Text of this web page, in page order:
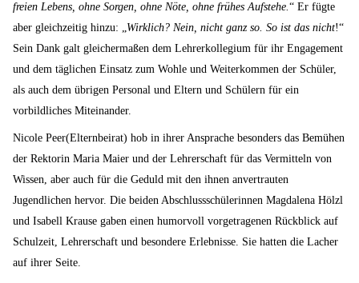
freien Lebens, ohne Sorgen, ohne Nöte, ohne frühes Aufstehe.“ Er fügte
aber gleichzeitig hinzu: „Wirklich? Nein, nicht ganz so. So ist das nicht!“
Sein Dank galt gleichermaßen dem Lehrerkollegium für ihr Engagement
und dem täglichen Einsatz zum Wohle und Weiterkommen der Schüler,
als auch dem übrigen Personal und Eltern und Schülern für ein
vorbildliches Miteinander.
Nicole Peer(Elternbeirat) hob in ihrer Ansprache besonders das Bemühen
der Rektorin Maria Maier und der Lehrerschaft für das Vermitteln von
Wissen, aber auch für die Geduld mit den ihnen anvertrauten
Jugendlichen hervor. Die beiden Abschlussschülerinnen Magdalena Hölzl
und Isabell Krause gaben einen humorvoll vorgetragenen Rückblick auf
Schulzeit, Lehrerschaft und besondere Erlebnisse. Sie hatten die Lacher
auf ihrer Seite.